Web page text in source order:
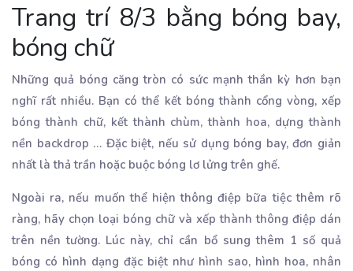
Trang trí 8/3 bằng bóng bay,
bóng chữ
Những quả bóng căng tròn có sức mạnh thần kỳ hơn bạn
nghĩ rất nhiều. Bạn có thể kết bóng thành cổng vòng, xếp
bóng thành chữ, kết thành chùm, thành hoa, dựng thành
nền backdrop … Đặc biệt, nếu sử dụng bóng bay, đơn giản
nhất là thả trần hoặc buộc bóng lơ lửng trên ghế.
Ngoài ra, nếu muốn thể hiện thông điệp bữa tiệc thêm rõ
ràng, hãy chọn loại bóng chữ và xếp thành thông điệp dán
trên nền tường. Lúc này, chỉ cần bổ sung thêm 1 số quả
bóng có hình dạng đặc biệt như hình sao, hình hoa, nhân